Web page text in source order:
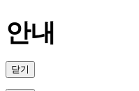
안내
닫기